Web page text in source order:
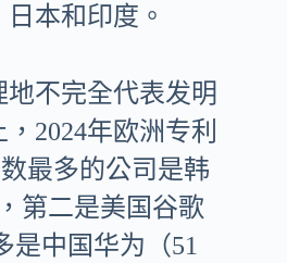
本和印度。
不完全代表发明
2024年欧洲专利
最多的公司是韩
第二是美国谷歌
是中国华为（51